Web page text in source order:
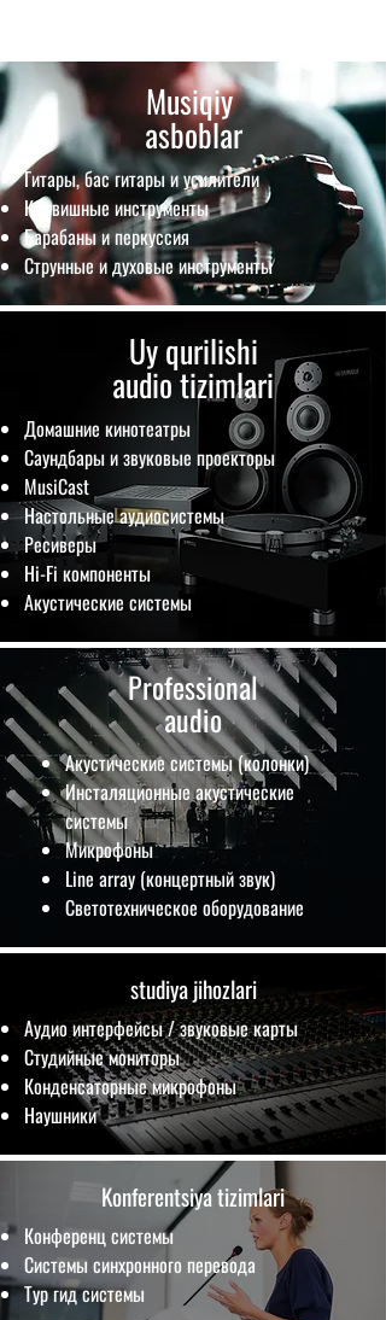
Musiqiy
asboblar
Гитары, бас гитары и усилители
Клавишные инструменты
Барабаны и перкуссия
Струнные и духовые инструменты
Uy qurilishi
audio tizimlari
Домашние кинотеатры
Саундбары и звуковые проекторы
MusiCast
Настольные аудиосистемы
Ресиверы
Hi-Fi компоненты
Акустические системы
Professional
audio
Акустические системы (колонки)
Инсталяционные акустические
системы
Микрофоны
Line array (концертный звук)
Светотехническое оборудование
studiya jihozlari
Аудио интерфейсы / звуковые карты
Студийные мониторы
Конденсаторные микрофоны
Наушники
Konferentsiya tizimlari
Конференц системы
Системы синхронного перевода
Тур гид системы